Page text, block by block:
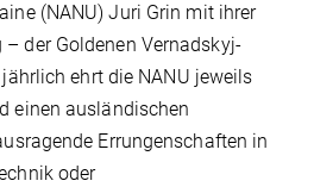
(NANU) Juri Grin mit ihrer
der Goldenen Vernadskyj-
ehrt die NANU jeweils
einen ausländischen
Errungenschaften in
oder